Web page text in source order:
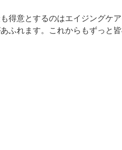
得意とするのはエイジング
ふれます。これからもずっと